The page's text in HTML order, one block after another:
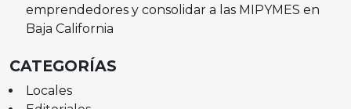
emprendedores y consolidar a las MIPYMES en
Baja California
CATEGORÍAS
Locales